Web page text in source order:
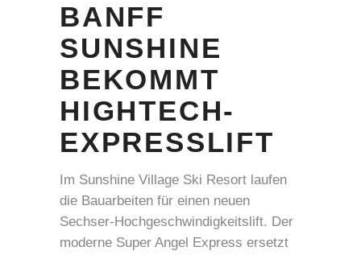
BANFF
SUNSHINE
BEKOMMT
HIGHTECH-
EXPRESSLIFT
Im Sunshine Village Ski Resort laufen
die Bauarbeiten für einen neuen
Sechser-Hochgeschwindigkeitslift. Der
moderne Super Angel Express ersetzt